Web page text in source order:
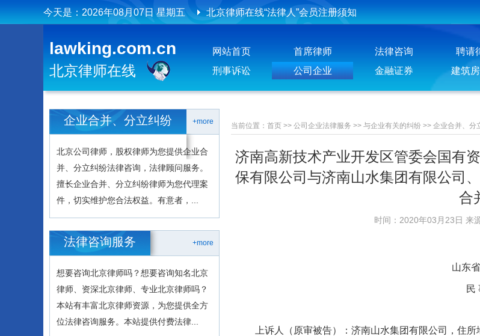
今天是： 2026年08月07日 星期五 北京律师在线投稿须知
lawking.com.cn
北京律师在线
网站首页 首席律师 法律咨询 聘请
刑事诉讼
公司企业 金融证券 建筑
+more
企业合并、分立纠纷
北京公司律师，股权律师为您提供企业合
并、分立纠纷法律咨询，法律顾问服务。
擅长企业合并、分立纠纷律师为您代理案
件，切实维护您合法权益。有意者，...
+more
法律咨询服务
想要咨询北京律师吗？想要咨询知名北京
律师、资深北京律师、专业北京律师吗？
本站有丰富北京律师资源，为您提供全方
位法律咨询服务。本站提供付费法律...
当前位置： 首页 >> 公司企业法律服务 >> 与企业有关的纠纷 >> 企业合并、分
济南高新技术产业开发区管委会国有
保有限公司与济南山水集团有限公司
合
时间：2020年03月23日 来
山东
民
上诉人（原审被告）：济南山水集团有限公司，住所